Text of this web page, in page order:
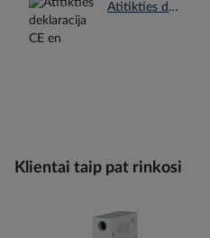
Atitikties deklaracija CE en.pdf
Klientai taip pat rinkosi